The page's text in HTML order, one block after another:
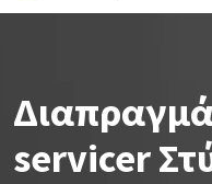
servicer